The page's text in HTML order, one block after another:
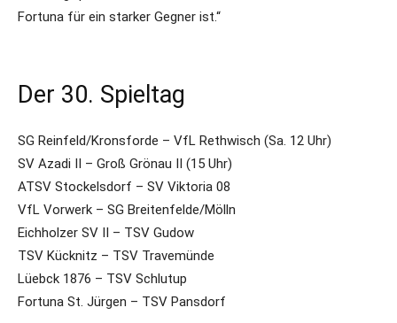
Fortuna für ein starker Gegner ist.“
Der 30. Spieltag
SG Reinfeld/Kronsforde – VfL Rethwisch (Sa. 12 Uhr)
SV Azadi II – Groß Grönau II (15 Uhr)
ATSV Stockelsdorf – SV Viktoria 08
VfL Vorwerk – SG Breitenfelde/Mölln
Eichholzer SV II – TSV Gudow
TSV Kücknitz – TSV Travemünde
Lüebck 1876 – TSV Schlutup
Fortuna St. Jürgen – TSV Pansdorf